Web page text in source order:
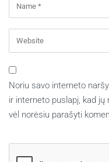
Noriu savo interneto
ir interneto puslapį, kad
vėl norėsiu parašyti